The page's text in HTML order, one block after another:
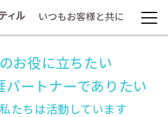
いつもお客様と共に
お役に立ちたい
パートナーでありたい
たちは活動しています